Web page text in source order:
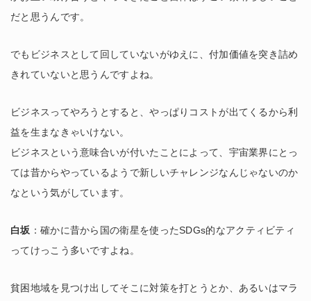
だと思うんです。
でもビジネスとして回していないがゆえに、付加価値を突き詰め
きれていないと思うんですよね。
ビジネスってやろうとすると、やっぱりコストが出てくるから利
益を生まなきゃいけない。
ビジネスという意味合いが付いたことによって、宇宙業界にとっ
ては昔からやっているようで新しいチャレンジなんじゃないのか
なという気がしています。
白坂 ：確かに昔から国の衛星を使ったSDGs的なアクティビティ
ってけっこう多いですよね。
貧困地域を見つけ出してそこに対策を打とうとか、あるいはマラ